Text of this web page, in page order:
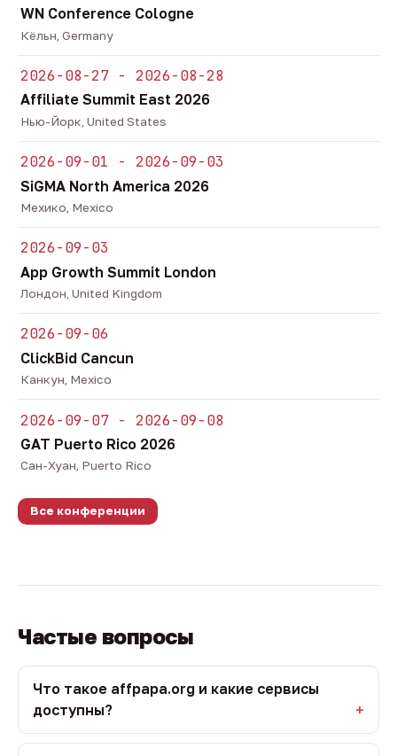
WN Conference Cologne
Кёльн, Germany
2026-08-27 - 2026-08-28
Affiliate Summit East 2026
Нью-Йорк, United States
2026-09-01 - 2026-09-03
SiGMA North America 2026
Мехико, Mexico
2026-09-03
App Growth Summit London
Лондон, United Kingdom
2026-09-06
ClickBid Cancun
Канкун, Mexico
2026-09-07 - 2026-09-08
GAT Puerto Rico 2026
Сан-Хуан, Puerto Rico
Все конференции
Частые вопросы
Что такое affpapa.org и какие сервисы
доступны?